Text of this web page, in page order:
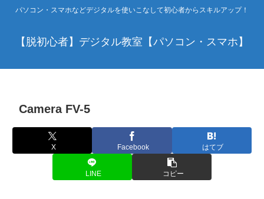
パソコン・スマホなどデジタルを使いこなして初心者からスキルアップ！
【脱初心者】デジタル教室【パソコン・スマホ】
Camera FV-5
X Facebook はてブ
LINE コピー